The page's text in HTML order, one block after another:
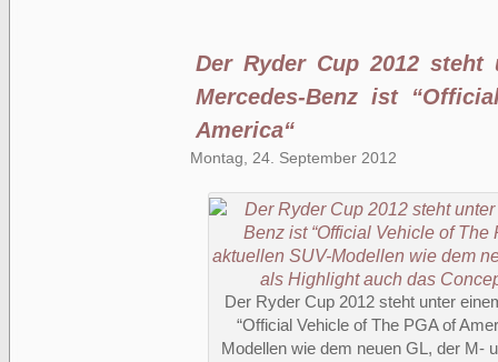
Der Ryder Cup 2012
Mercedes-Benz ist
America“
Montag, 24. September 2012
Der Ryder Cup 2012 steht unter
“Official Vehicle of The PGA of
Modellen wie dem neuen GL, der M-